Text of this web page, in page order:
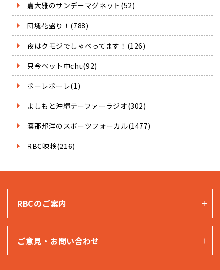
嘉大雅のサンデーマグネット(52)
団塊花盛り！(788)
夜はクモジでしゃべってます！(126)
只今ペット中chu(92)
ポーレポーレ(1)
よしもと沖縄テーファーラジオ(302)
漢那邦洋のスポーツフォーカル(1477)
RBC映検(216)
RBCのご案内
ご意見・お問い合わせ